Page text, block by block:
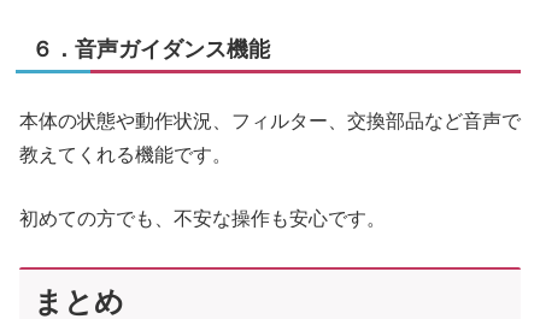
６．音声ガイダンス機能
本体の状態や動作状況、フィルター、交換部品など音声で
教えてくれる機能です。
初めての方でも、不安な操作も安心です。
まとめ